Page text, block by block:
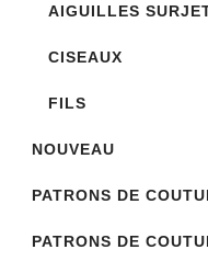
AIGUILLES
CISEAUX
FILS
NOUVEAU
PATRONS DE
PATRONS DE